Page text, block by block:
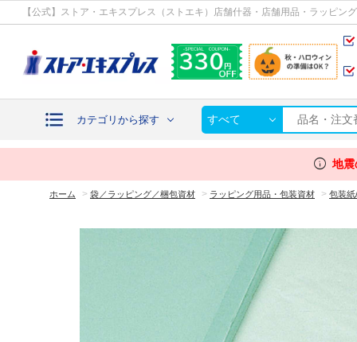
【公式】ストア・エキスプレス（ストエキ）店舗什器・店舗用品・ラッピン
カテゴリから探す すべて
info 地
ホーム > 袋／ラッピング／梱包資材 > ラッピング用品・包装資材 > 包装